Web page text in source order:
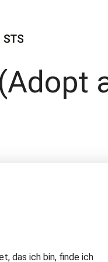
das ich bin, finde ich